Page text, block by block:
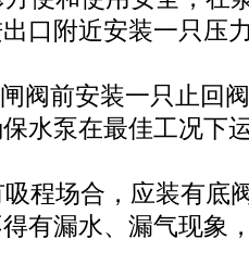
口附近安装一只压
安装一只止回阀
水泵在最佳工况下
程场合，应装有底
有漏水、漏气现象